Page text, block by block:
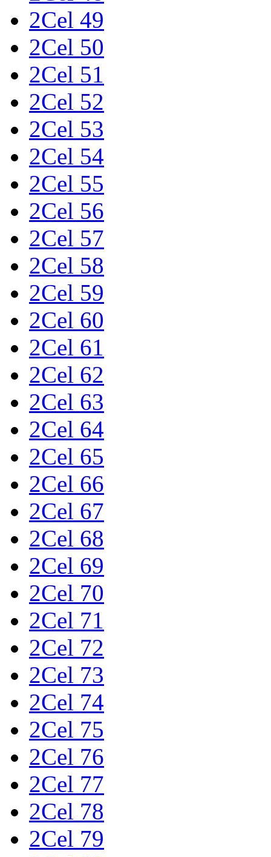
2Cel 49
2Cel 50
2Cel 51
2Cel 52
2Cel 53
2Cel 54
2Cel 55
2Cel 56
2Cel 57
2Cel 58
2Cel 59
2Cel 60
2Cel 61
2Cel 62
2Cel 63
2Cel 64
2Cel 65
2Cel 66
2Cel 67
2Cel 68
2Cel 69
2Cel 70
2Cel 71
2Cel 72
2Cel 73
2Cel 74
2Cel 75
2Cel 76
2Cel 77
2Cel 78
2Cel 79